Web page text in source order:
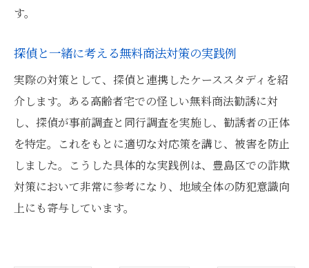
す。
探偵と一緒に考える無料商法対策の実践例
実際の対策として、探偵と連携したケーススタディを紹
介します。ある高齢者宅での怪しい無料商法勧誘に対
し、探偵が事前調査と同行調査を実施し、勧誘者の正体
を特定。これをもとに適切な対応策を講じ、被害を防止
しました。こうした具体的な実践例は、豊島区での詐欺
対策において非常に参考になり、地域全体の防犯意識向
上にも寄与しています。